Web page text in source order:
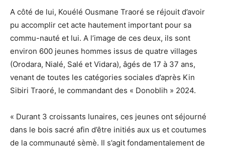
A côté de lui, Kouélé Ousmane Traoré se réjouit d’avoir
pu accomplir cet acte hautement important pour sa
commu-nauté et lui. A l’image de ces deux, ils sont
environ 600 jeunes hommes issus de quatre villages
(Orodara, Nialé, Salé et Vidara), âgés de 17 à 37 ans,
venant de toutes les catégories sociales d’après Kin
Sibiri Traoré, le commandant des « Donoblih » 2024.
« Durant 3 croissants lunaires, ces jeunes ont séjourné
dans le bois sacré afin d’être initiés aux us et coutumes
de la communauté sèmè. Il s’agit fondamentalement de